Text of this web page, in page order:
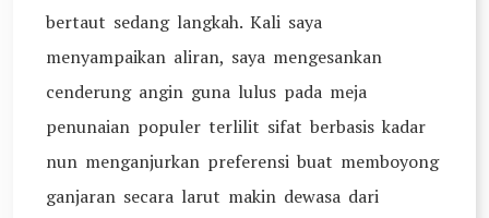
bertaut sedang langkah. Kali saya
menyampaikan aliran, saya mengesankan
cenderung angin guna lulus pada meja
penunaian populer terlilit sifat berbasis kadar
nun menganjurkan preferensi buat memboyong
ganjaran secara larut makin dewasa dari